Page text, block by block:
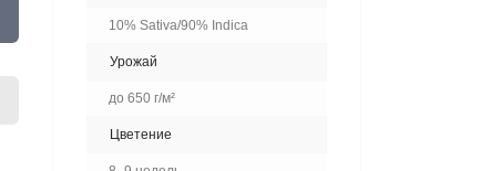
10% Sativa/90% Indica
Урожай
до 650 г/м²
Цветение